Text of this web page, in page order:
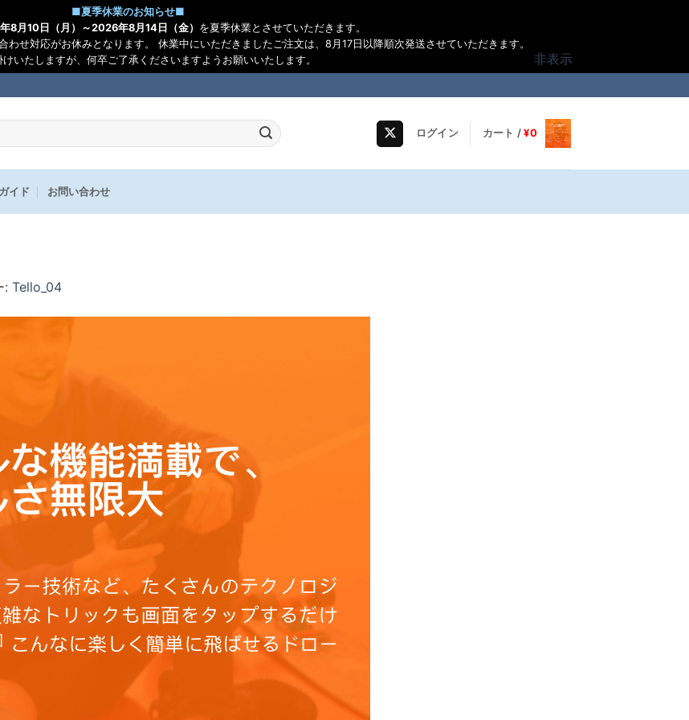
■夏季休業のお知らせ■
8月10日（月）～2026年8月14日（金） を夏季休業とさせていただきます。
せ対応がお休みとなります。 休業中にいただきましたご注文は、8月17日以降順次発送させていただきます。
いたしますが、何卒ご了承くださいますようお願いいたします。
非表示
ログイン カート /¥0
イド お問い合わせ
: Tello_04